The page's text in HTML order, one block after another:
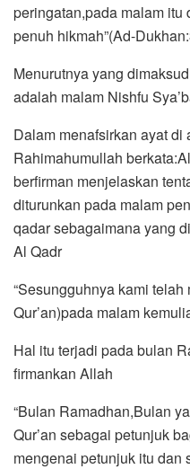
peringatan,pada malam
penuh hikmah”(Ad-
Menurutnya yang
adalah malam Nishfu
Dalam menafsirkan ayat di
Rahimahumullah
berfirman menjelaskan
diturunkan pada malam
qadar sebagaimana yang
Al Qadr
“Sesungguhnya kami
Qur’an)pada malam
Hal itu terjadi pada bulan
firmankan Allah
“Bulan Ramadhan,Bulan
Qur’an sebagai petunjuk
mengenai petunjuk itu dan